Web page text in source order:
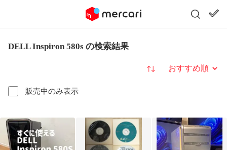
DELL Inspiron 580s の検索結果
販売中のみ表示
並び替え